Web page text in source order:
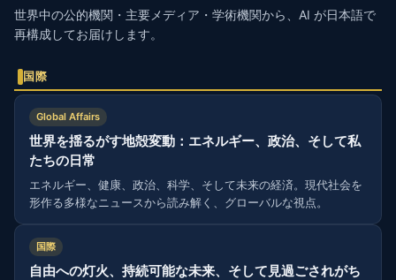
世界中の公的機関・主要メディア・学術機関から、AI が日本語で
再構成してお届けします。
国際
Global Affairs
世界を揺るがす地殻変動：エネルギー、政治、そして私
たちの日常
エネルギー、健康、政治、科学、そして未来の経済。現代社会を
形作る多様なニュースから読み解く、グローバルな視点。
国際
自由への灯火、持続可能な未来、そして見過ごされがち